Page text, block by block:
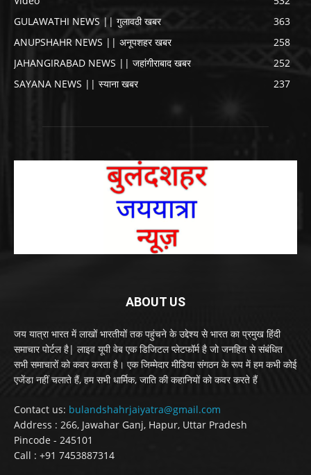
GULAWATHI NEWS || गुलावठी खबर
363
ANUPSHAHR NEWS || अनूपशहर खबर
258
JAHANGIRABAD NEWS || जहांगीराबाद खबर
252
SAYANA NEWS || स्याना खबर
237
ABOUT US
जय यात्रा भारत में लाखों भारतीयों तक पहुंचने के उद्देश्य से भारत का प्रमुख हिंदी
समाचार पोर्टल है| लाइव यूपी वेब एक डिजिटल प्लेटफॉर्म है जो जनहित से संबंधित
सभी समाचारों को कवर करता है। एक जिम्मेदार मीडिया संगठन के रूप में हम कभी कोई
एजेंडा नहीं चलाते हैं, हम सभी धार्मिक, जाति की कहानियों को कवर करते हैं
Contact us: bulandshahrjaiyatra@gmail.com
Address : 266, Jawahar Ganj, Hapur, Uttar Pradesh
Pincode - 245101
Call : +91 7453887314